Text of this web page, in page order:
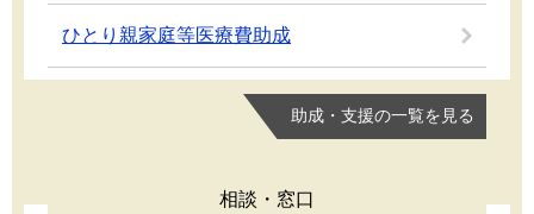
ひとり親家庭等医療費助成
助成・支援の一覧を見る
相談・窓口